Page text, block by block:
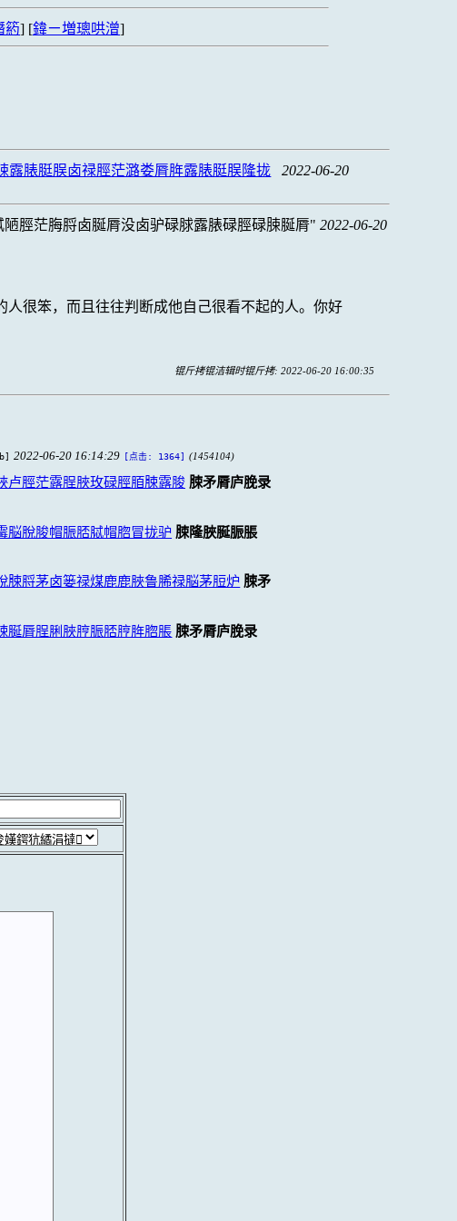
箹] [鍏ㄧ増璁哄潧]
露脿脡脵卤禄脛茫潞娄脣脌露脿脡脵隆拢
2022-06-20
脛茫脢脟卤脠脣没卤驴碌脙露脿碌脛碌脨脠脣
2022-06-20
很笨，而且往往判断成他自己很看不起的人。你好
锟斤拷锟洁辑时锟斤拷: 2022-06-20 16:00:35
2022-06-20 16:14:29 [点击: 1364] (1454104)
卢脛茫露脭脥玫碌脛脜脨露脧 脨矛脣庐脕录
脳脫脧帽脤脴脦帽脗冒拢驴 脨隆脥脠脤脹
脟茅卤篓禄煤鹿鹿脥鲁脪禄脳茅脰炉 脨矛
脠脣脭脷脥脝脤脴脝脌脗脹 脨矛脣庐脕录